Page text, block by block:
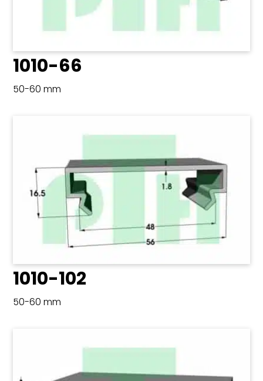
1010-66
50-60 mm
1010-102
50-60 mm